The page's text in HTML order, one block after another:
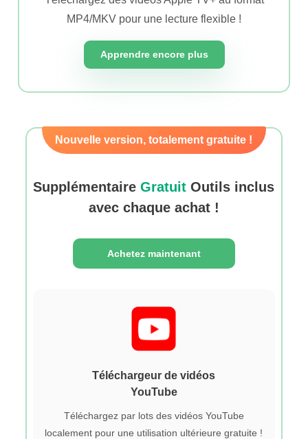
MP4/MKV pour une lecture flexible !
Apprendre encore plus
Nouvelle version, totalement gratuite !
SupplémentaireGratuit Outils inclus
avec chaque achat !
Achetez maintenant
Téléchargeur de vidéos
YouTube
Téléchargez par lots des vidéos YouTube
localement pour une utilisation ultérieure gratuite !